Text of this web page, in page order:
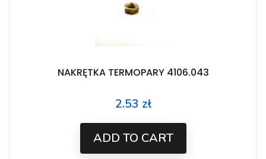
NAKRĘTKA TERMOPARY 4106.043
Price
2.53 zł
ADD TO CART